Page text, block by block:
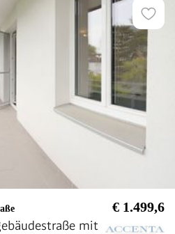
€ 1.499,6
mit